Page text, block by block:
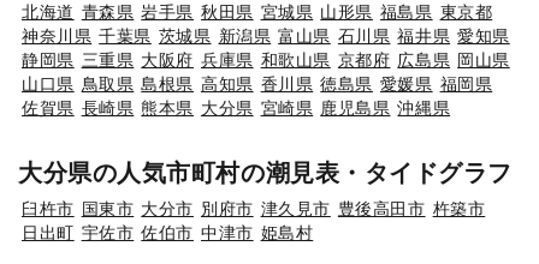
北海道 青森県 岩手県 秋田県 宮城県 山形県 福島県 東京都
神奈川県 千葉県 茨城県 新潟県 富山県 石川県 福井県 愛知県
静岡県 三重県 大阪府 兵庫県 和歌山県 京都府 広島県 岡山県
山口県 鳥取県 島根県 高知県 香川県 徳島県 愛媛県 福岡県
佐賀県 長崎県 熊本県 大分県 宮崎県 鹿児島県 沖縄県
大分県の人気市町村の潮見表・タイドグラフ
臼杵市 国東市 大分市 別府市 津久見市 豊後高田市 杵築市
日出町 宇佐市 佐伯市 中津市 姫島村